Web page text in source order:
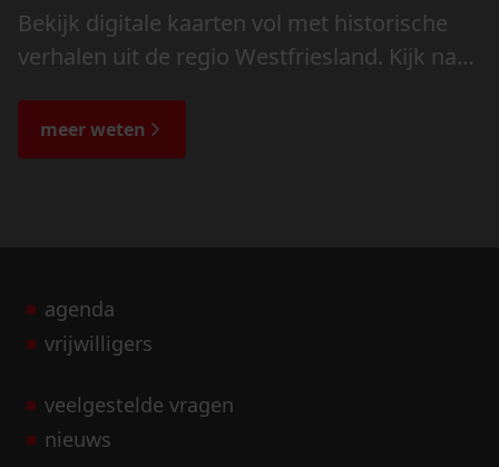
Bekijk digitale kaarten vol met historische
verhalen uit de regio Westfriesland. Kijk naar
de bijzondere verhalen.
meer weten
agenda
vrijwilligers
veelgestelde vragen
nieuws